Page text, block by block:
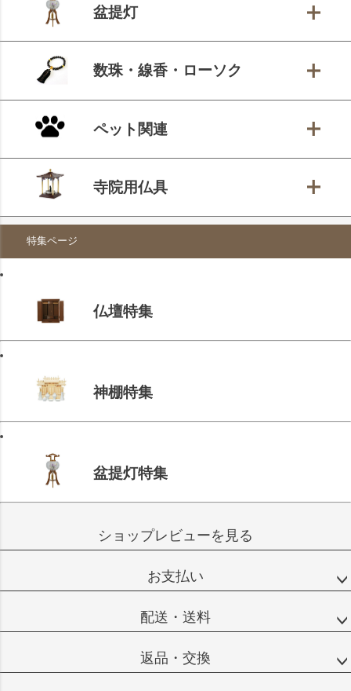
盆提灯
数珠・線香・ローソク
ペット関連
寺院用仏具
特集ページ
仏壇特集
神棚特集
盆提灯特集
ショップレビューを見る
お支払い
配送・送料
返品・交換